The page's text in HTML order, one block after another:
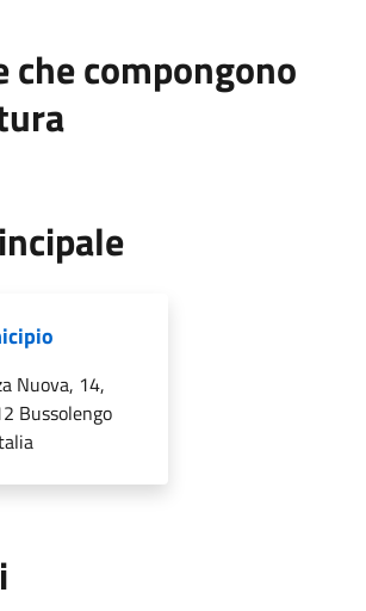
che compongono
Nuova, 14,
Bussolengo